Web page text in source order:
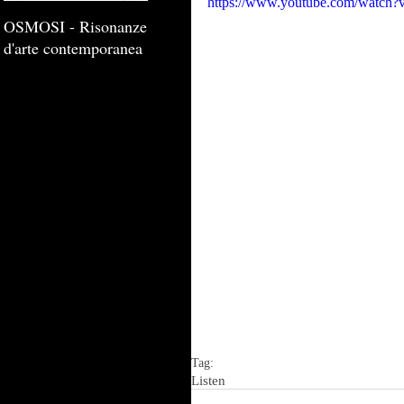
Tag:
Listen
OSMOSI - Risonanze
d'arte contemporanea